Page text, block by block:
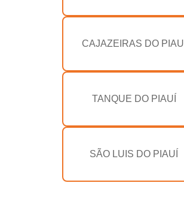
CAJAZEIRAS DO PIAUÍ
TANQUE DO PIAUÍ
SÃO LUIS DO PIAUÍ